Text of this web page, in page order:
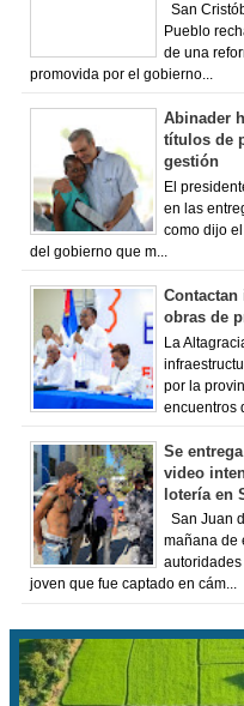
San
Pueblo
de una
promovida por el gobierno...
Abinader
títulos de
gestión
El
en las
como dijo
del gobierno que m...
Contactan
obras de
La
por la
encuentros
Se
video
lotería en
San Juan
mañana de
autoridades
joven que fue captado en cám...